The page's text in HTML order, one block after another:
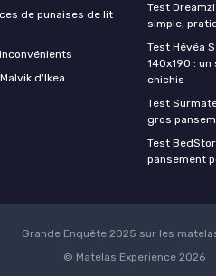
de punaises de lit
d'Ikea
Test
simple,
Test Hévéa
140x190 :
chichis
Test
gros
Test
pansement
Grande Enquête 2025 sur les
© Matelas Experience 2026